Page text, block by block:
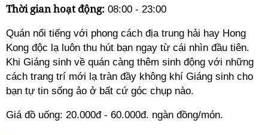
Thời gian hoạt động: 08:00 - 23:00
Quán nổi tiếng với phong cách địa trung hải hay Hong
Kong độc lạ luôn thu hút bạn ngay từ cái nhìn đầu tiên.
Khi Giáng sinh về quán càng thêm sinh động với những
cách trang trí mới lạ tràn đầy không khí Giáng sinh cho
bạn tự tin sống ảo ở bất cứ góc chụp nào.
Giá đồ uống: 20.000đ - 60.000đ. ngàn đồng/món.